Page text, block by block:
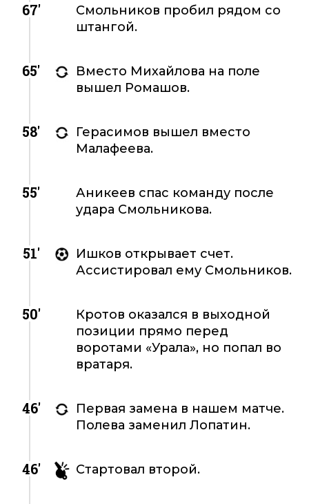
67'
Смольников пробил рядом со
штангой.
65'
Вместо Михайлова на поле
вышел Ромашов.
58'
Герасимов вышел вместо
Малафеева.
55'
Аникеев спас команду после
удара Смольникова.
51'
Ишков открывает счет.
Ассистировал ему Смольников.
50'
Кротов оказался в выходной
позиции прямо перед
воротами «Урала», но попал во
вратаря.
46'
Первая замена в нашем матче.
Полева заменил Лопатин.
46' Стартовал второй.